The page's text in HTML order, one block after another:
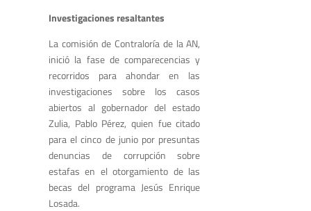
Investigaciones resaltantes
La comisión de Contraloría de la AN,
inició la fase de comparecencias y
recorridos para ahondar en las
investigaciones sobre los casos
abiertos al gobernador del estado
Zulia, Pablo Pérez, quien fue citado
para el cinco de junio por presuntas
denuncias de corrupción sobre
estafas en el otorgamiento de las
becas del programa Jesús Enrique
Losada.